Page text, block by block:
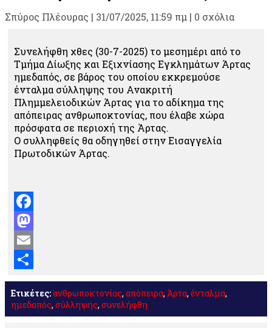
Σπύρος Πλέουρας | 31/07/2025, 11:59 πμ | 0 σχόλια
Συνελήφθη χθες (30-7-2025) το μεσημέρι από το
Τμήμα Δίωξης και Εξιχνίασης Εγκλημάτων Άρτας
ημεδαπός, σε βάρος του οποίου εκκρεμούσε
ένταλμα σύλληψης του Ανακριτή
Πλημμελειοδικών Άρτας για το αδίκημα της
απόπειρας ανθρωποκτονίας, που έλαβε χώρα
πρόσφατα σε περιοχή της Άρτας.
Ο συλληφθείς θα οδηγηθεί στην Εισαγγελία
Πρωτοδικών Άρτας.
Facebook
Mastodon
Email
Μοιραστείτε
Ετικέτες:ανθρωποκτονίας, απόπειρα, Άρτα, ένταλμα,
ημεδαπός, σύλληψης, συνελήφθη